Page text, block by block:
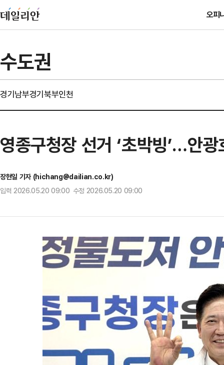
오피
수도권
경기남부경기북부인천
영종구청장 선거 ‘초박빙’…안
장현일 기자 (hichang@dailian.co.kr)
입력 2026.05.20 09:00 수정 2026.05.20 09:00